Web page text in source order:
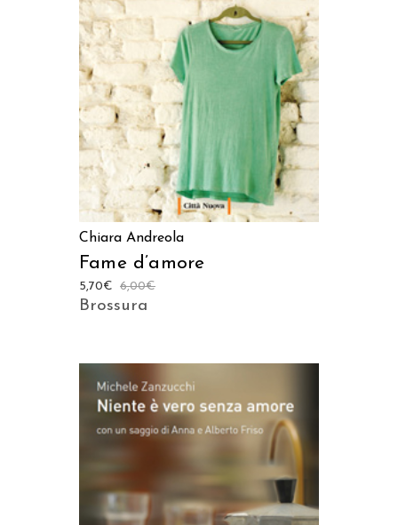
AGGIUNGI AL CARRELLO
Chiara Andreola
Fame d’amore
6,00€
5,70€
Brossura